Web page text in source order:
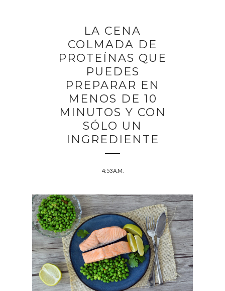
LA CENA
COLMADA DE
PROTEÍNAS QUE
PUEDES
PREPARAR EN
MENOS DE 10
MINUTOS Y CON
SÓLO UN
INGREDIENTE
4:53 A.M.